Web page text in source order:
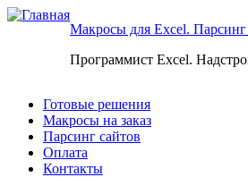
Макросы для Excel. Парсинг
Программист Excel.
Готовые решения
Макросы на заказ
Парсинг сайтов
Оплата
Контакты